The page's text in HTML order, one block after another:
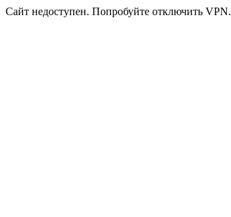
Сайт недоступен. Попробуйте отключить VPN.